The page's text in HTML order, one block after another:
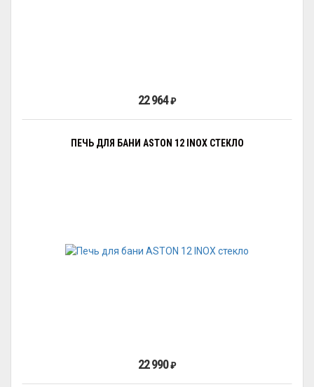
22 964₽
ПЕЧЬ ДЛЯ БАНИ ASTON 12 INOX СТЕКЛО
22 990₽